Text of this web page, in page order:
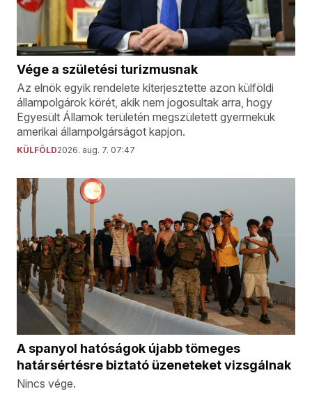
Vége a születési turizmusnak
Az elnök egyik rendelete kiterjesztette azon külföldi
állampolgárok körét, akik nem jogosultak arra, hogy
Egyesült Államok területén megszületett gyermekük
amerikai állampolgárságot kapjon.
KÜLFÖLD2026. aug. 7. 07:47
A spanyol hatóságok újabb tömeges
határsértésre biztató üzeneteket vizsgálnak
Nincs vége.